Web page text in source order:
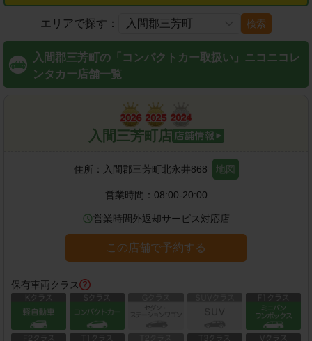
エリアで探す： 検索
入間郡三芳町の「コンパクトカー取扱い」ニコニコレ
ンタカー店舗一覧
入間三芳町店
住所： 入間郡三芳町北永井868 地図
営業時間： 08:00-20:00
営業時間外返却サービス対応店
この店舗で予約する
保有車両クラス